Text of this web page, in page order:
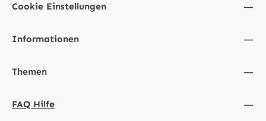
Cookie Einstellungen
Informationen
Themen
FAQ Hilfe